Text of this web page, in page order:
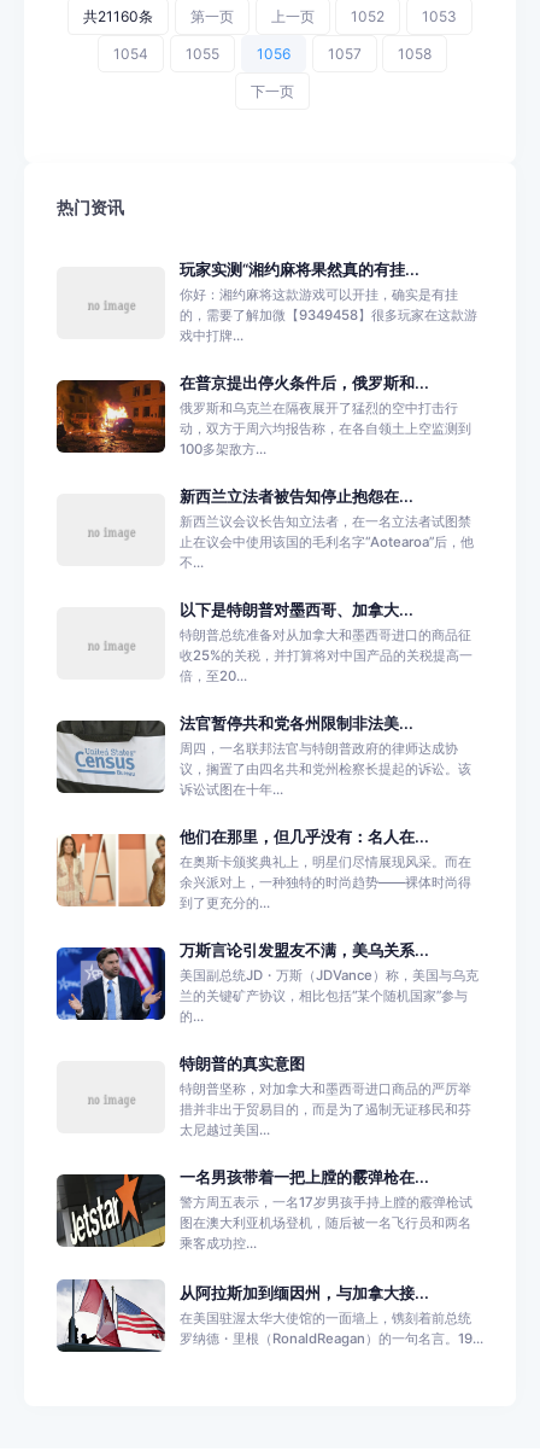
共21160条 第一页 上一页 1052 1053
1054 1055 1056 1057 1058
下一页
热门资讯
玩家实测“湘约麻将果然真的有挂...
你好：湘约麻将这款游戏可以开挂，确实是有挂
的，需要了解加微【9349458】很多玩家在这款游
戏中打牌...
在普京提出停火条件后，俄罗斯和...
俄罗斯和乌克兰在隔夜展开了猛烈的空中打击行
动，双方于周六均报告称，在各自领土上空监测到
100多架敌方...
新西兰立法者被告知停止抱怨在...
新西兰议会议长告知立法者，在一名立法者试图禁
止在议会中使用该国的毛利名字“Aotearoa”后，他
不...
以下是特朗普对墨西哥、加拿大...
特朗普总统准备对从加拿大和墨西哥进口的商品征
收25%的关税，并打算将对中国产品的关税提高一
倍，至20...
法官暂停共和党各州限制非法美...
周四，一名联邦法官与特朗普政府的律师达成协
议，搁置了由四名共和党州检察长提起的诉讼。该
诉讼试图在十年...
他们在那里，但几乎没有：名人在...
在奥斯卡颁奖典礼上，明星们尽情展现风采。而在
余兴派对上，一种独特的时尚趋势——裸体时尚得
到了更充分的...
万斯言论引发盟友不满，美乌关系...
美国副总统JD・万斯（JDVance）称，美国与乌克
兰的关键矿产协议，相比包括“某个随机国家”参与
的...
特朗普的真实意图
特朗普坚称，对加拿大和墨西哥进口商品的严厉举
措并非出于贸易目的，而是为了遏制无证移民和芬
太尼越过美国...
一名男孩带着一把上膛的霰弹枪在...
警方周五表示，一名17岁男孩手持上膛的霰弹枪试
图在澳大利亚机场登机，随后被一名飞行员和两名
乘客成功控...
从阿拉斯加到缅因州，与加拿大接...
在美国驻渥太华大使馆的一面墙上，镌刻着前总统
罗纳德・里根（RonaldReagan）的一句名言。19...